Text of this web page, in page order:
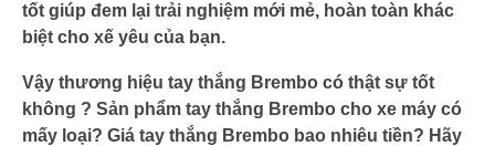
tốt giúp đem lại trải nghiệm mới mẻ, hoàn toàn khác
biệt cho xế yêu của bạn.
Vậy thương hiệu tay thắng Brembo có thật sự tốt
không ? Sản phẩm tay thắng Brembo cho xe máy có
mấy loại? Giá tay thắng Brembo bao nhiêu tiền? Hãy